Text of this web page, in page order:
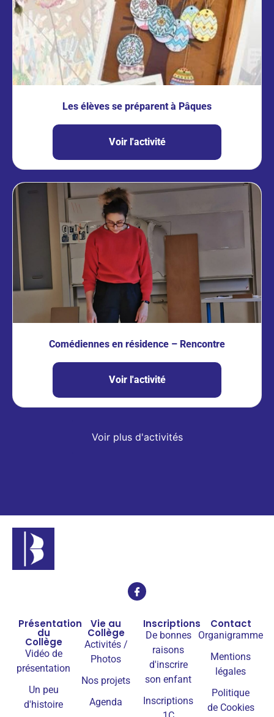
Les élèves se préparent à Pâques
Voir l'activité
Comédiennes en résidence – Rencontre
Voir l'activité
Voir plus d'activités
Présentation
du
Collège
Vidéo de
présentation
Un peu
d'histoire
Vie au
Collège
Activités /
Photos
Nos projets
Agenda
Inscriptions
De bonnes
raisons
d'inscrire
son enfant
Inscriptions
Contact
Organigramme
Mentions
légales
Politique
de Cookies